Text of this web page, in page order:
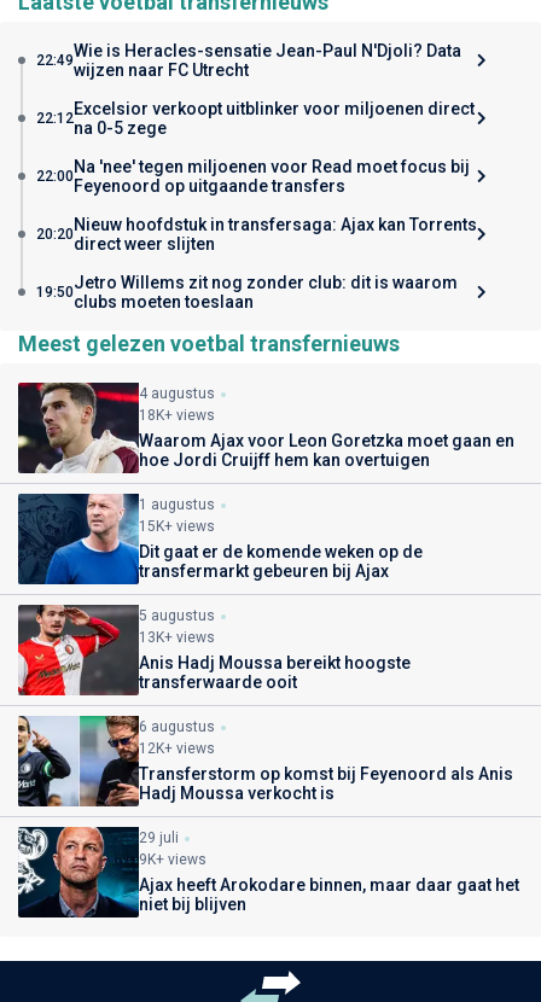
22:49Wie is Heracles-sensatie Jean-Paul N'Djoli? Data
wijzen naar FC Utrecht
22:12Excelsior verkoopt uitblinker voor miljoenen direct
na 0-5 zege
22:00Na 'nee' tegen miljoenen voor Read moet focus bij
Feyenoord op uitgaande transfers
20:20Nieuw hoofdstuk in transfersaga: Ajax kan Torrents
direct weer slijten
19:50Jetro Willems zit nog zonder club: dit is waarom
clubs moeten toeslaan
Meest gelezen voetbal transfernieuws
4 augustus
18K+ views
Waarom Ajax voor Leon Goretzka moet gaan en
hoe Jordi Cruijff hem kan overtuigen
1 augustus
15K+ views
Dit gaat er de komende weken op de
transfermarkt gebeuren bij Ajax
5 augustus
13K+ views
Anis Hadj Moussa bereikt hoogste
transferwaarde ooit
6 augustus
12K+ views
Transferstorm op komst bij Feyenoord als Anis
Hadj Moussa verkocht is
29 juli
9K+ views
Ajax heeft Arokodare binnen, maar daar gaat het
niet bij blijven